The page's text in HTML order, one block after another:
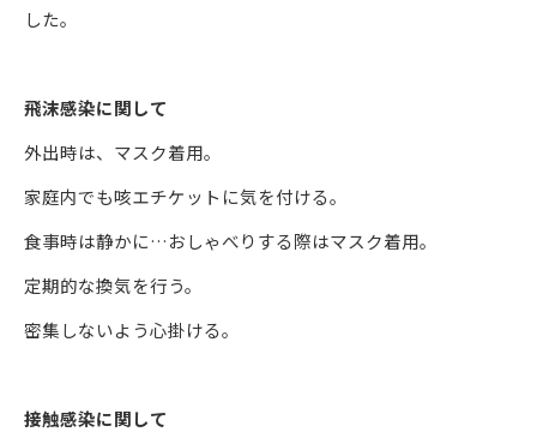
した。
飛沫感染に関して
外出時は、マスク着用。
家庭内でも咳エチケットに気を付ける。
食事時は静かに…おしゃべりする際はマスク着用。
定期的な換気を行う。
密集しないよう心掛ける。
接触感染に関して